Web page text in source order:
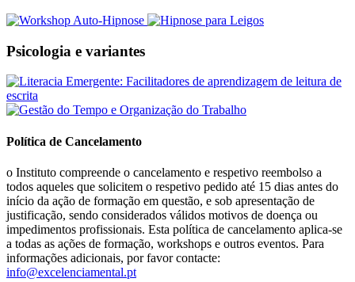
Psicologia e variantes
Política de Cancelamento
o Instituto compreende o cancelamento e respetivo reembolso a
todos aqueles que solicitem o respetivo pedido até 15 dias antes do
início da ação de formação em questão, e sob apresentação de
justificação, sendo considerados válidos motivos de doença ou
impedimentos profissionais. Esta política de cancelamento aplica-se
a todas as ações de formação, workshops e outros eventos. Para
informações adicionais, por favor contacte:
info@excelenciamental.pt